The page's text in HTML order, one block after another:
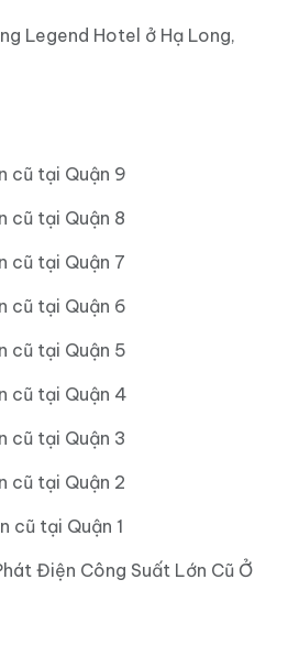
Legend Hotel ở Hạ Long,
cũ tại Quận 9
cũ tại Quận 8
cũ tại Quận 7
cũ tại Quận 6
cũ tại Quận 5
cũ tại Quận 4
cũ tại Quận 3
cũ tại Quận 2
cũ tại Quận 1
Điện Công Suất Lớn Cũ Ở